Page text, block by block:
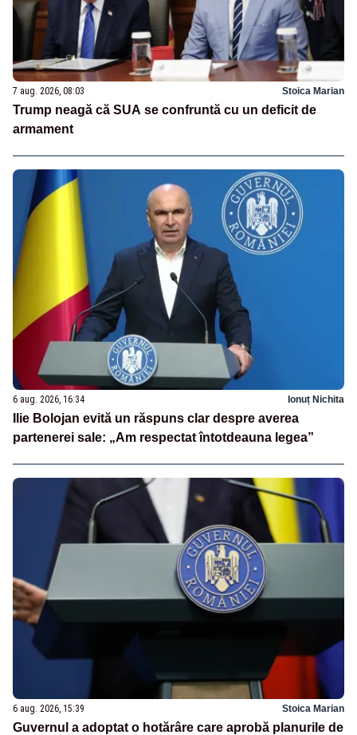
7 aug. 2026, 08:03 Stoica Marian
Trump neagă că SUA se confruntă cu un deficit de
armament
6 aug. 2026, 16:34 Ionuț Nichita
Ilie Bolojan evită un răspuns clar despre averea
partenerei sale: „Am respectat întotdeauna legea”
6 aug. 2026, 15:39 Stoica Marian
Guvernul a adoptat o hotărâre care aprobă planurile de